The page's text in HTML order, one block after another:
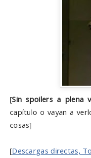
[Sin spoilers a plena
capítulo o vayan a
cosas]
[Descargas directas,